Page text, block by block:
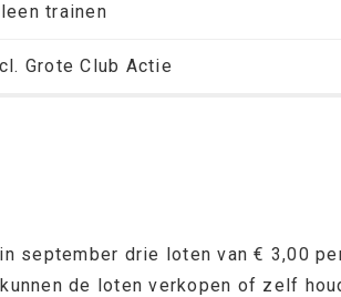
trainen
Grote Club Actie
september drie loten van € 3,00
de loten verkopen of zelf